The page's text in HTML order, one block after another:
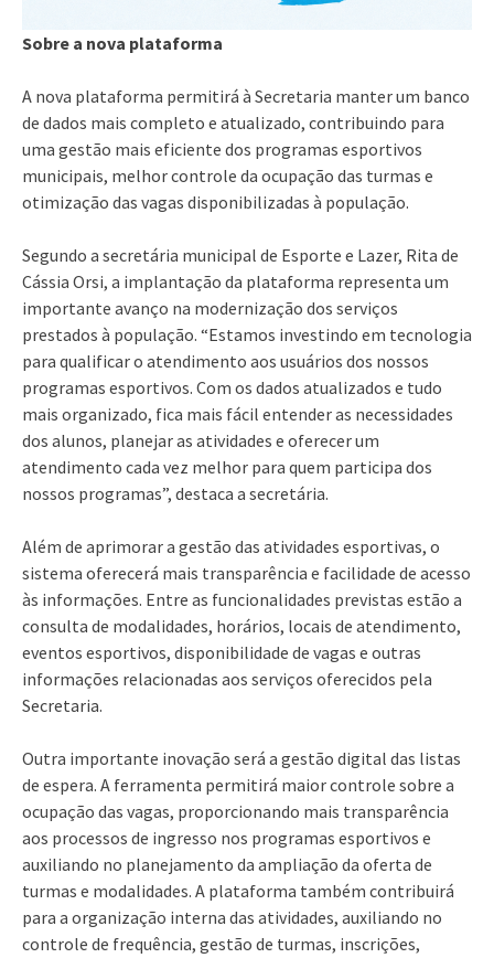
Sobre a nova plataforma
A nova plataforma permitirá à Secretaria manter um banco
de dados mais completo e atualizado, contribuindo para
uma gestão mais eficiente dos programas esportivos
municipais, melhor controle da ocupação das turmas e
otimização das vagas disponibilizadas à população.
Segundo a secretária municipal de Esporte e Lazer, Rita de
Cássia Orsi, a implantação da plataforma representa um
importante avanço na modernização dos serviços
prestados à população. “Estamos investindo em tecnologia
para qualificar o atendimento aos usuários dos nossos
programas esportivos. Com os dados atualizados e tudo
mais organizado, fica mais fácil entender as necessidades
dos alunos, planejar as atividades e oferecer um
atendimento cada vez melhor para quem participa dos
nossos programas”, destaca a secretária.
Além de aprimorar a gestão das atividades esportivas, o
sistema oferecerá mais transparência e facilidade de acesso
às informações. Entre as funcionalidades previstas estão a
consulta de modalidades, horários, locais de atendimento,
eventos esportivos, disponibilidade de vagas e outras
informações relacionadas aos serviços oferecidos pela
Secretaria.
Outra importante inovação será a gestão digital das listas
de espera. A ferramenta permitirá maior controle sobre a
ocupação das vagas, proporcionando mais transparência
aos processos de ingresso nos programas esportivos e
auxiliando no planejamento da ampliação da oferta de
turmas e modalidades. A plataforma também contribuirá
para a organização interna das atividades, auxiliando no
controle de frequência, gestão de turmas, inscrições,